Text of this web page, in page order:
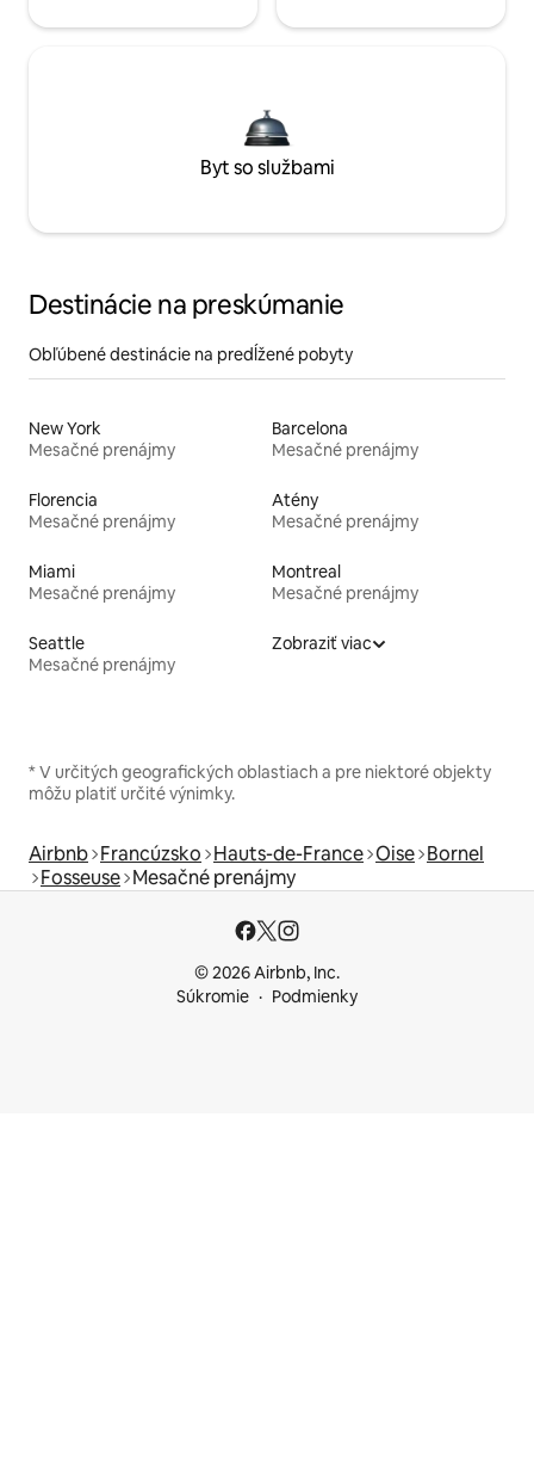
Byt so službami
Destinácie na preskúmanie
Obľúbené destinácie na predĺžené pobyty
New York
Mesačné prenájmy
Barcelona
Mesačné prenájmy
Florencia
Mesačné prenájmy
Atény
Mesačné prenájmy
Miami
Mesačné prenájmy
Montreal
Mesačné prenájmy
Seattle
Mesačné prenájmy
Zobraziť viac
* V určitých geografických oblastiach a pre niektoré objekty
môžu platiť určité výnimky.
Airbnb Francúzsko Hauts-de-France Oise Bornel
Fosseuse Mesačné prenájmy
© 2026 Airbnb, Inc.
Súkromie
Podmienky